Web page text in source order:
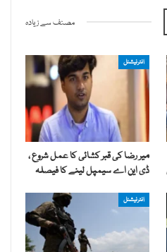
مصنف سے زیادہ
انٹرنیشنل
میر رضا کی قبر کشائی کا عمل شروع ،
ڈی این اے سیمپل لینے کا فیصلہ
انٹرنیشنل